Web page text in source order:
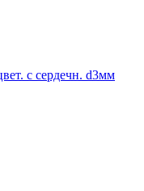
с сердечн. d3мм